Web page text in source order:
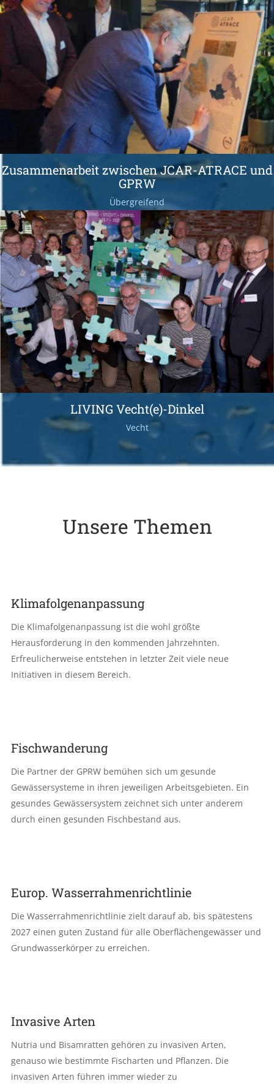
Zusammenarbeit zwischen JCAR-ATRACE und
GPRW
Übergreifend
LIVING Vecht(e)-Dinkel
Vecht
Unsere Themen
Klimafolgenanpassung
Die Klimafolgenanpassung ist die wohl größte
Herausforderung in den kommenden Jahrzehnten.
Erfreulicherweise entstehen in letzter Zeit viele neue
Initiativen in diesem Bereich.
Fischwanderung
Die Partner der GPRW bemühen sich um gesunde
Gewässersysteme in ihren jeweiligen Arbeitsgebieten. Ein
gesundes Gewässersystem zeichnet sich unter anderem
durch einen gesunden Fischbestand aus.
Europ. Wasserrahmenrichtlinie
Die Wasserrahmenrichtlinie zielt darauf ab, bis spätestens
2027 einen guten Zustand für alle Oberflächengewässer und
Grundwasserkörper zu erreichen.
Invasive Arten
Nutria und Bisamratten gehören zu invasiven Arten,
genauso wie bestimmte Fischarten und Pflanzen. Die
invasiven Arten führen immer wieder zu